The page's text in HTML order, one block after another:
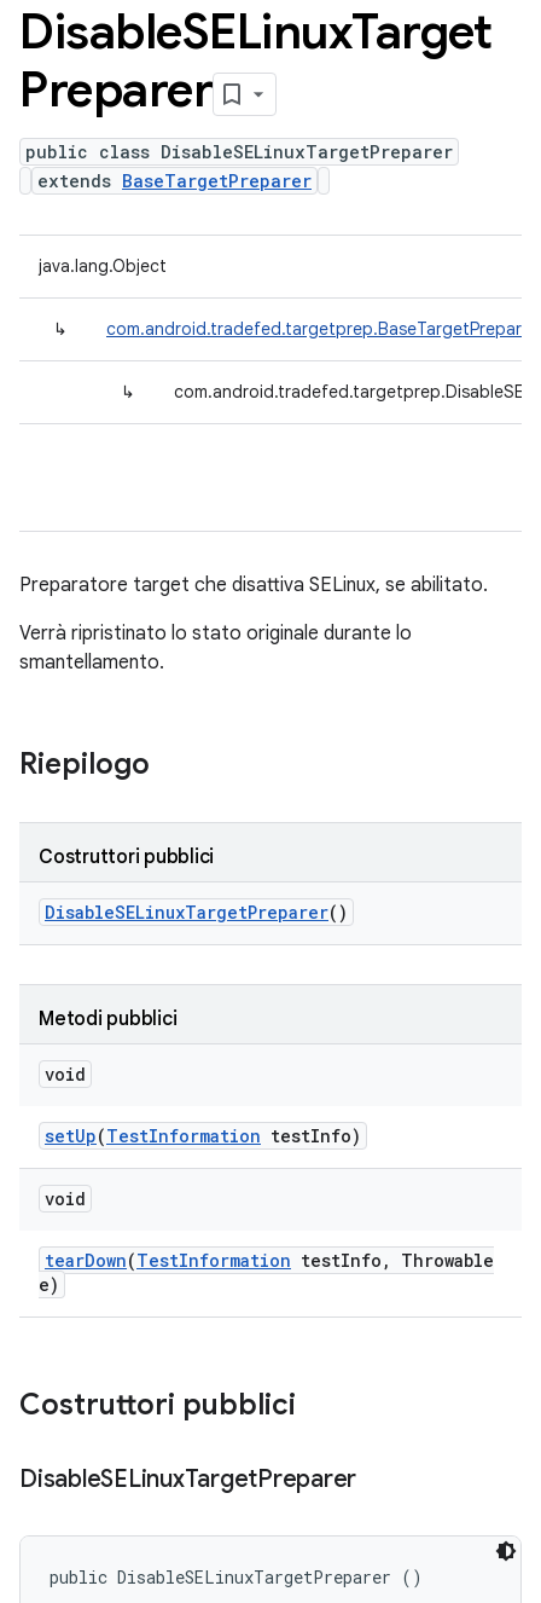
DisableSELinuxTarget
Preparer
public class DisableSELinuxTargetPreparer
extends BaseTargetPreparer
java.lang.Object
↳ com.android.tradefed.targetprep.BaseTargetPreparer
↳
Preparatore target che disattiva SELinux, se abilitato.
Verrà ripristinato lo stato originale durante lo
smantellamento.
Riepilogo
Costruttori pubblici
DisableSELinuxTargetPreparer()
Metodi pubblici
void
setUp(TestInformation testInfo)
void
tearDown(TestInformation testInfo ,
Throwable
e)
Costruttori pubblici
DisableSELinuxTargetPreparer
public DisableSELinuxTargetPreparer ()